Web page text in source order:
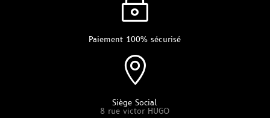
~
Paiement 100% sécurisé

Siège Social
8 rue victor HUGO